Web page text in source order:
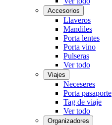
Accesorios
Llaveros
Mandiles
Porta lentes
Porta vino
Pulseras
Ver todo
Viajes
Neceseres
Porta pasaporte
Tag de viaje
Ver todo
Organizadores